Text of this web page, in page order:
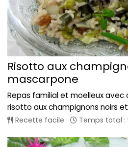
Risotto aux
mascarpone
Repas familial et moelleux
risotto aux champignons noirs
Recette facile Temps total :